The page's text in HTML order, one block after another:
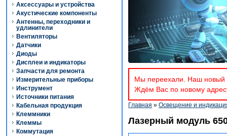
Аксессуары и устройства
Акустические компоненты
Антенны, переходники и
удлинители
Вентиляторы
Датчики
Диоды
Дисплеи и индикаторы
Запчасти для ремонта
Измерительные приборы
Инструмент
Источники питания
Кабельная продукция
Клеммники
Клеммы
Коммутация
Мы переехали. Наш новый
Ждём Вас по новому
Главная » Освещение и
Лазерный модуль